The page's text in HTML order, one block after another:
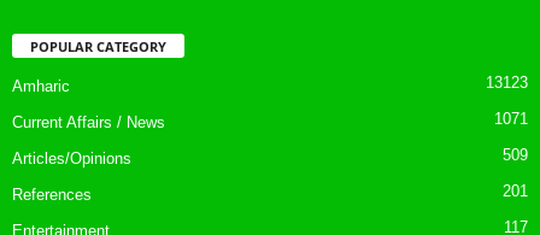
POPULAR CATEGORY
Amharic 13123
Current Affairs / News 1071
Articles/Opinions 509
References 201
Entertainment 117